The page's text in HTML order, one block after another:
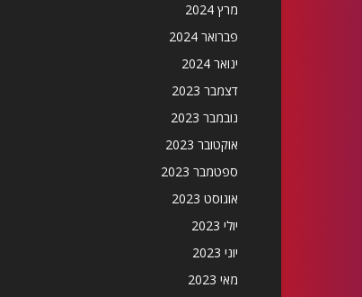
מרץ 2024
פברואר 2024
ינואר 2024
דצמבר 2023
נובמבר 2023
אוקטובר 2023
ספטמבר 2023
אוגוסט 2023
יולי 2023
יוני 2023
מאי 2023